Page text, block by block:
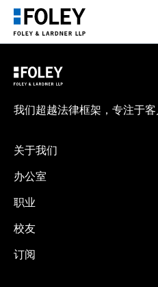
我们超越法律框架，专注于客
关于我们
办公室
职业
校友
订阅